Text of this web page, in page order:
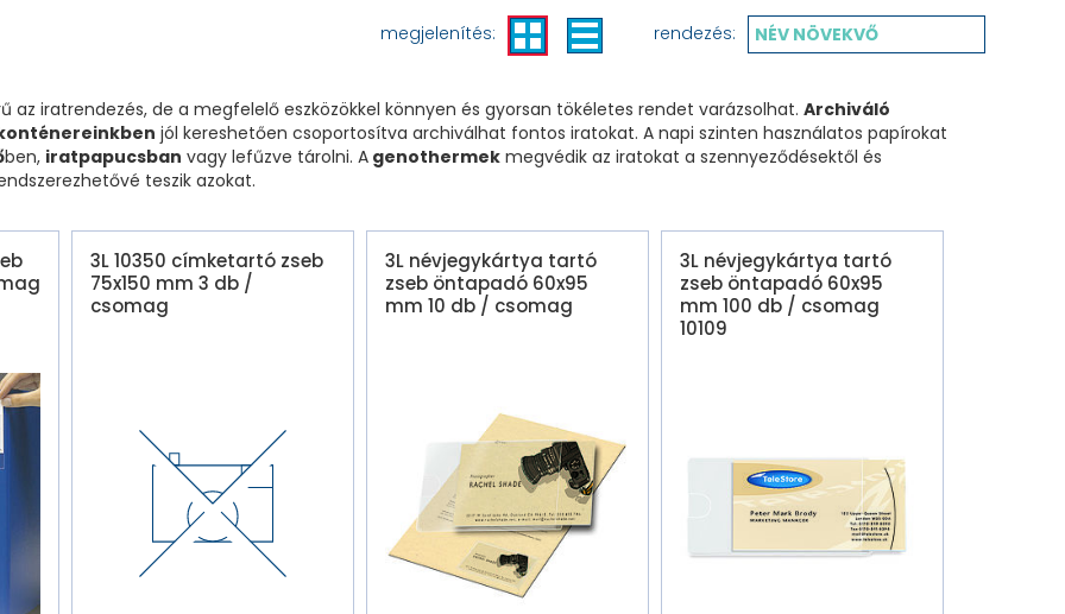
rendezés: NÉV NÖVEKVŐ
megjelenítés:
az iratrendezés, de a megfelelő eszközökkel könnyen és gyorsan tökéletes rendet varázsolhat. Archiváló
jól kereshetően csoportosítva archiválhat fontos iratokat. A napi szinten használatos papírokat
ben, iratpapucsban vagy lefűzve tárolni. A genothermek megvédik az iratokat a szennyeződésektől és
teszik azokat.
3L 10350 címketartó zseb
75x150 mm 3 db /
csomag
3L névjegykártya tartó
zseb öntapadó 60x95
mm 10 db / csomag
3L névjegykártya tartó
zseb öntapadó 60x95
mm 100 db / csomag
10109